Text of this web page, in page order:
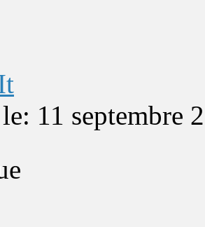
11 septembre